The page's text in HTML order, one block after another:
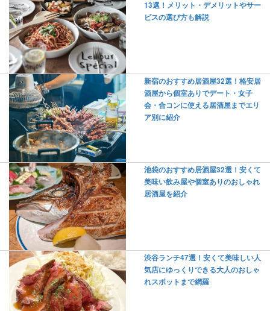
13選！メリット・デメリットやサー
ビスの選び方も解説
新宿のおすすめ居酒屋32選！格安居
酒屋から個室ありでデート・女子
会・合コンに使える居酒屋までエリ
ア別に紹介
池袋のおすすめ居酒屋32選！安くて
美味い飲み屋や個室ありのおしゃれ
居酒屋を紹介
渋谷ランチ47選！安くて美味しい人
気店にゆっくりできる大人のおしゃ
れスポットまで網羅